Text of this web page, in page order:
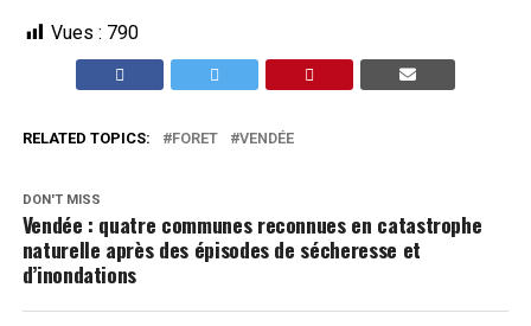
Vues : 790
RELATED TOPICS: FORET VENDÉE
DON'T MISS
Vendée : quatre communes reconnues en catastrophe
naturelle après des épisodes de sécheresse et
d’inondations